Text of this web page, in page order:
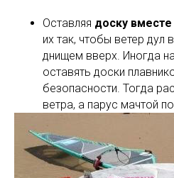
Оставляя доску
их так, чтобы ветер дул
днищем вверх. Иногда
оставять доски
безопасности. Тогда
ветра, а парус мачтой